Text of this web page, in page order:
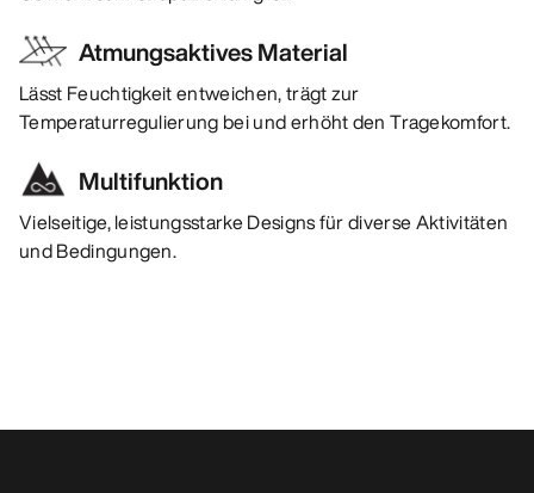
Atmungsaktives Material
Lässt Feuchtigkeit entweichen, trägt zur
Temperaturregulierung bei und erhöht den Tragekomfort.
Multifunktion
Vielseitige, leistungsstarke Designs für diverse Aktivitäten
und Bedingungen.